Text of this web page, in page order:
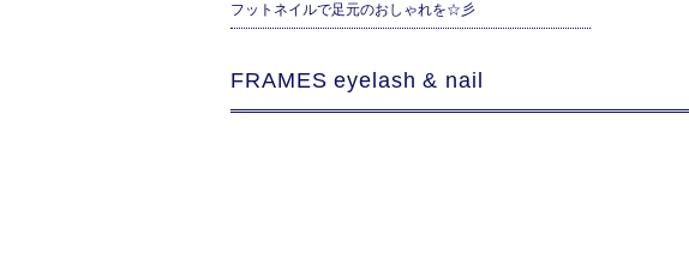
フットネイルで足元のおしゃれを☆彡
FRAMES eyelash & nail